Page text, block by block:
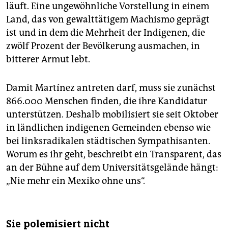
läuft. Eine ungewöhnliche Vorstellung in einem
Land, das von gewalttätigem Machismo geprägt
ist und in dem die Mehrheit der Indigenen, die
zwölf Prozent der Bevölkerung ausmachen, in
bitterer Armut lebt.
Damit Martínez antreten darf, muss sie zunächst
866.000 Menschen finden, die ihre Kandidatur
unterstützen. Deshalb mobilisiert sie seit Oktober
in ländlichen indigenen Gemeinden ebenso wie
bei linksradikalen städtischen Sympathisanten.
Worum es ihr geht, beschreibt ein Transparent, das
an der Bühne auf dem Universitätsgelände hängt:
„Nie mehr ein Mexiko ohne uns“.
Sie polemisiert nicht